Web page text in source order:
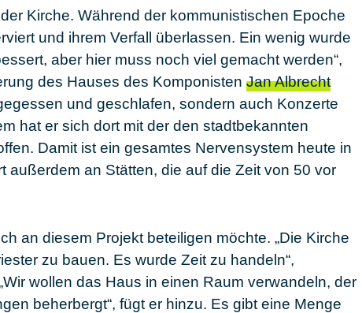
Kirche. Während der kommunistischen Epoche
und ihrem Verfall überlassen. Ein wenig wurde
aber hier muss noch viel gemacht werden“,
des Hauses des Komponisten Jan Albrecht
und geschlafen, sondern auch Konzerte
hat er sich dort mit der den stadtbekannten
Damit ist ein gesamtes Nervensystem heute in
außerdem an Stätten, die auf die Zeit von 50 vor
an diesem Projekt beteiligen möchte. „Die Kirche
zu bauen. Es wurde Zeit zu handeln“,
wollen das Haus in einen Raum verwandeln, der
beherbergt“, fügt er hinzu. Es gibt eine Menge